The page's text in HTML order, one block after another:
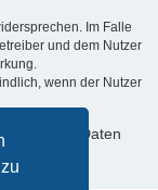
Im Falle
und dem Nutzer
wenn der Nutzer
Daten